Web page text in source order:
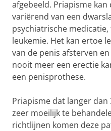
afgebeeld. Priapisme
variërend van een
psychiatrische
leukemie. Het kan ertoe
van de penis afsterven
nooit meer een erectie
een penisprothese.
Priapisme dat langer
zeer moeilijk te
richtlijnen komen deze